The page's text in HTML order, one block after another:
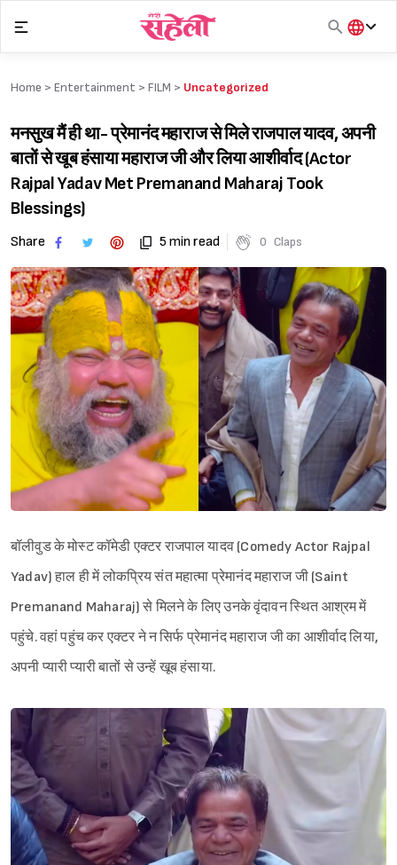
content
हिंदी
Home > Entertainment > FILM > Uncategorized
मनसुख मैं ही था- प्रेमानंद महाराज से मिले राजपाल यादव, अपनी
बातों से खूब हंसाया महाराज जी और लिया आशीर्वाद (Actor
Rajpal Yadav Met Premanand Maharaj Took
Blessings)
Share 5 min read 0 Claps
बॉलीवुड के मोस्ट कॉमेडी एक्टर राजपाल यादव (Comedy Actor Rajpal
Yadav) हाल ही में लोकप्रिय संत महात्मा प्रेमानंद महाराज जी (Saint
Premanand Maharaj) से मिलने के लिए उनके वृंदावन स्थित आश्रम में
पहुंचे. वहां पहुंच कर एक्टर ने न सिर्फ प्रेमानंद महाराज जी का आशीर्वाद लिया,
अपनी प्यारी प्यारी बातों से उन्हें खूब हंसाया.